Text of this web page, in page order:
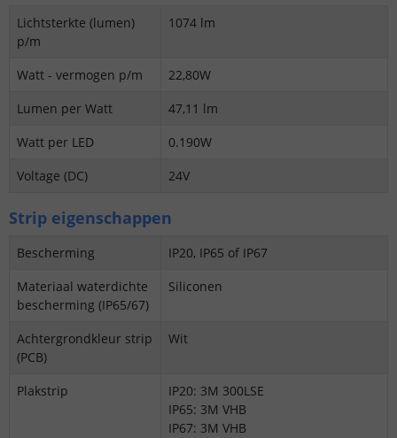
Lichtsterkte (lumen)
p/m
1074 lm
Watt - vermogen p/m
22,80W
Lumen per Watt
47,11 lm
Watt per LED
0.190W
Voltage (DC)
24V
Strip eigenschappen
Bescherming
IP20, IP65 of IP67
Materiaal waterdichte
bescherming (IP65/67)
Siliconen
Achtergrondkleur strip
(PCB)
Wit
Plakstrip
IP20: 3M 300LSE
IP65: 3M VHB
IP67: 3M VHB